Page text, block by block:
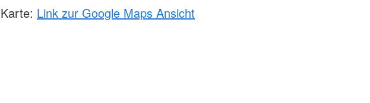
Karte: Link zur Google Maps Ansicht